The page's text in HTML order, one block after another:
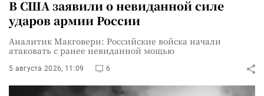
В США заявили о невиданной силе
ударов армии России
Аналитик Макговерн: Российские войска начали
атаковать с ранее невиданной мощью
5 августа 2026, 11:09 6